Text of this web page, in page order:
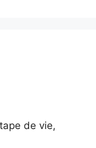
de vie,